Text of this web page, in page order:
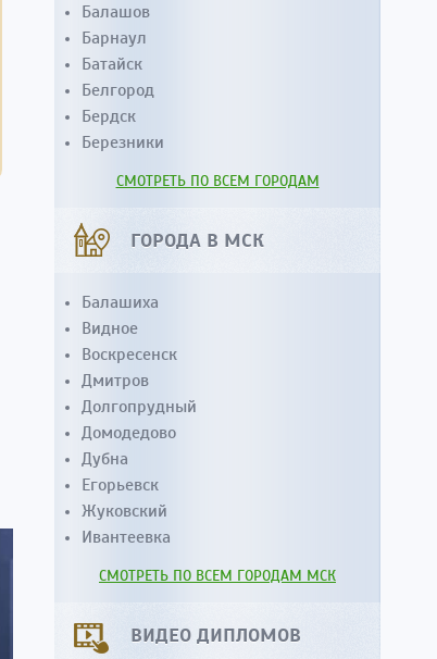
Балашов
Барнаул
Батайск
Белгород
Бердск
Березники
СМОТРЕТЬ ПО ВСЕМ ГОРОДАМ
ГОРОДА В МСК
Балашиха
Видное
Воскресенск
Дмитров
Долгопрудный
Домодедово
Дубна
Егорьевск
Жуковский
Ивантеевка
СМОТРЕТЬ ПО ВСЕМ ГОРОДАМ МСК
ВИДЕО ДИПЛОМОВ